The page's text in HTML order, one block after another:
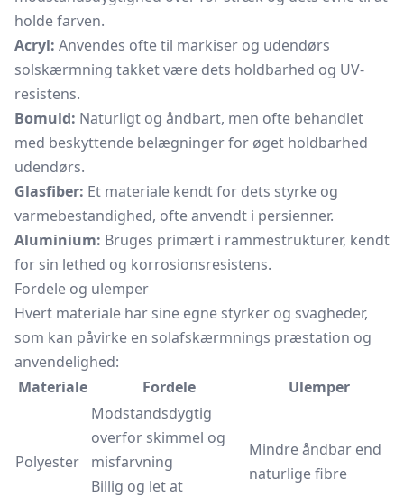
holde farven.
Acryl: Anvendes ofte til markiser og udendørs
solskærmning takket være dets holdbarhed og UV-
resistens.
Bomuld: Naturligt og åndbart, men ofte behandlet
med beskyttende belægninger for øget holdbarhed
udendørs.
Glasfiber: Et materiale kendt for dets styrke og
varmebestandighed, ofte anvendt i persienner.
Aluminium: Bruges primært i rammestrukturer, kendt
for sin lethed og korrosionsresistens.
Fordele og ulemper
Hvert materiale har sine egne styrker og svagheder,
som kan påvirke en solafskærmnings præstation og
anvendelighed:
Materiale
Fordele Ulemper
Polyester
Modstandsdygtig
overfor skimmel og
misfarvning
Billig og let at
Mindre åndbar end
naturlige fibre